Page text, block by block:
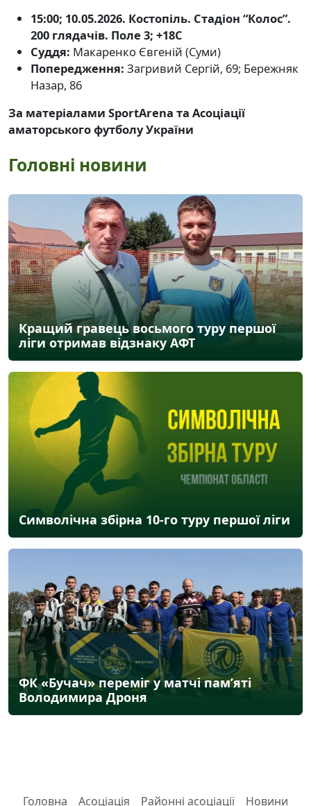
15:00; 10.05.2026. Костопіль. Стадіон “Колос”.
200 глядачів. Поле 3; +18С
Суддя: Макаренко Євгеній (Суми)
Попередження: Загривий Сергій, 69; Бережняк
Назар, 86
За матеріалами SportArena та Асоціації
аматорського футболу України
Головні новини
Кращий гравець восьмого туру першої
ліги отримав відзнаку АФТ
Символічна збірна 10-го туру першої ліги
ФК «Бучач» переміг у матчі пам’яті
Володимира Дроня
Головна Асоціація Районні асоціації Новини